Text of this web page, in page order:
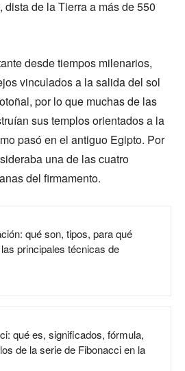
dista de la Tierra a más de 550
desde tiempos milenarios,
vinculados a la salida del sol
por lo que muchas de las
sus templos orientados a la
pasó en el antiguo Egipto. Por
una de las cuatro
del firmamento.
qué son, tipos, para qué
principales técnicas de
qué es, significados, fórmula,
de la serie de Fibonacci en la